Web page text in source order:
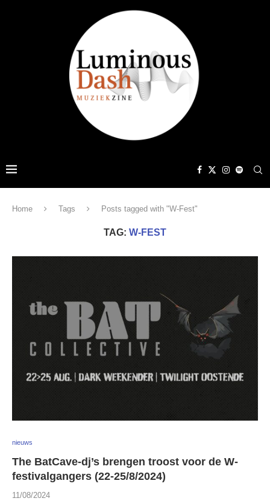
Home Tags Posts tagged with "W-Fest"
TAG: W-FEST
nieuws
The BatCave-dj’s brengen troost voor de W-
festivalgangers (22-25/8/2024)
11/08/2024